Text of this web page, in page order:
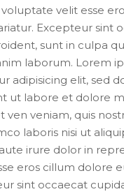
velit esse
Excepteur sint
sunt in culpa
laborum. Lorem
adipisicing elit, sed
ut labore et dolore
ven veniam, quis
laboris nisi ut
irure dolor in
eros cillum dolore
sint occaecat